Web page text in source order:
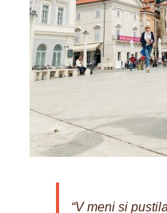
“V meni si